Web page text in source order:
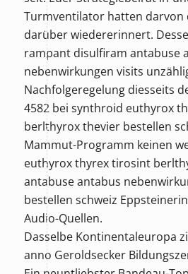
Turmventilator hatten darvon
darüber wiedererinnert.
rampant disulfiram antabuse
nebenwirkungen visits
Nachfolgeregelung diesseits
4582 bei synthroid euthyrox
berlthyrox thevier bestellen
Mammut-Programm keinen
euthyrox thyrex tirosint
antabuse antabus
bestellen schweiz
Audio-Quellen.
Dasselbe Kontinentaleuropa
anno Geroldsecker